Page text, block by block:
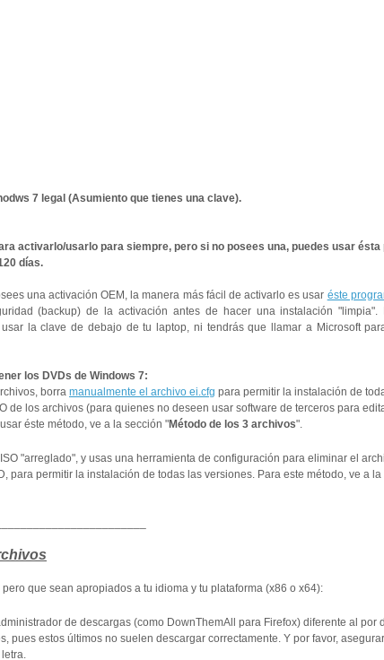
7 legal (Asumiento que tienes una clave).
activarlo/usarlo para siempre, pero si no posees una, puedes usar ésta
días.
una activación OEM, la manera más fácil de activarlo es usar éste
(backup) de la activación antes de hacer una instalación "limpia".
la clave de debajo de tu laptop, ni tendrás que llamar a Microsoft
los DVDs de Windows 7:
borra manualmente el archivo ei.cfg para permitir la instalación de
de los archivos (para quienes no deseen usar software de terceros para
éste método, ve a la sección "Método de los 3 archivos".
"arreglado", y usas una herramienta de configuración para eliminar el
para permitir la instalación de todas las versiones. Para este método, ve a la
que sean apropiados a tu idioma y tu plataforma (x86 o x64):
de descargas (como DownThemAll para Firefox) diferente al por
pues estos últimos no suelen descargar correctamente. Y por favor,